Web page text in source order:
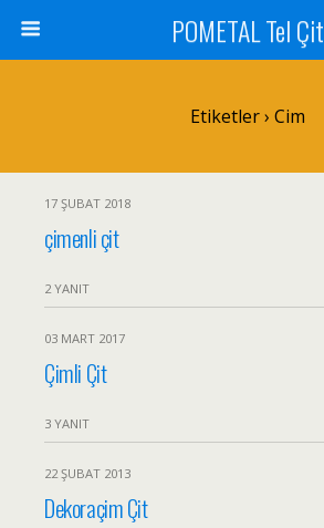
POMETAL Tel Çit
Etiketler › Cim
17 ŞUBAT 2018
çimenli çit
2 YANIT
03 MART 2017
Çimli Çit
3 YANIT
22 ŞUBAT 2013
Dekoraçim Çit